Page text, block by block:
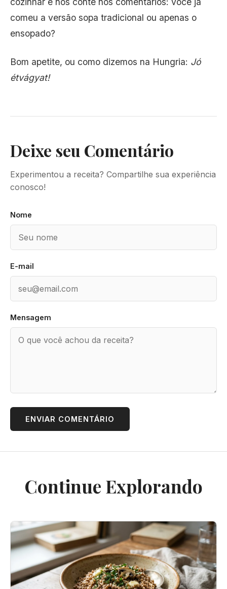
comeu a versão sopa tradicional ou apenas o
ensopado?
Bom apetite, ou como dizemos na Hungria: Jó
étvágyat!
Deixe seu Comentário
Experimentou a receita? Compartilhe sua experiência
conosco!
Nome
E-mail
Mensagem
ENVIAR COMENTÁRIO
Continue Explorando